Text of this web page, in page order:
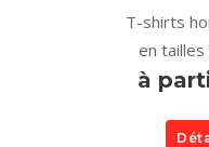
T-shirts
en tailles
à